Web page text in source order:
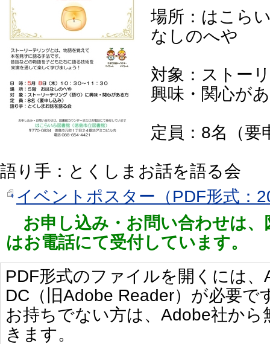
場所：はこら
なしのへや
対象：ストー
興味・関心が
定員：8名（要
語り手：とくしまお話を語る会
イベントポスター（PDF形式：
お申し込み・お問い合わせは
はお電話にて受付しています。
PDF形式のファイルを開くには
DC（旧Adobe Reader）が必要で
お持ちでない方は、Adobe社か
きます。